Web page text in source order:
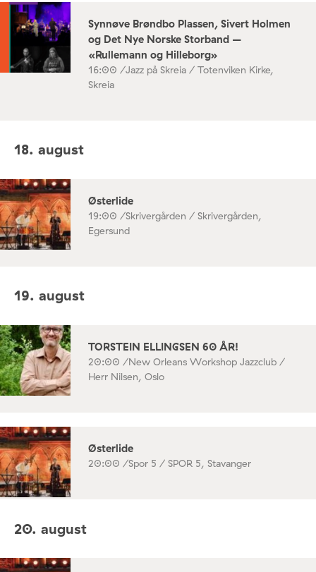
Synnøve Brøndbo Plassen, Sivert Holmen
og Det Nye Norske Storband –
«Rullemann og Hilleborg»
16:00 /Jazz på Skreia / Totenviken Kirke,
Skreia
18. august
Østerlide
19:00 /Skrivergården / Skrivergården,
Egersund
19. august
TORSTEIN ELLINGSEN 60 ÅR!
20:00 /New Orleans Workshop Jazzclub /
Herr Nilsen, Oslo
Østerlide
20:00 /Spor 5 / SPOR 5, Stavanger
20. august